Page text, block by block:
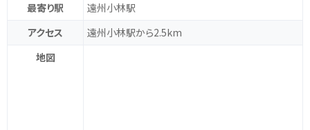
最寄り駅
遠州小林駅
アクセス
遠州小林駅から2.5km
地図